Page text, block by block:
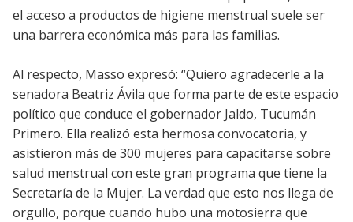
el acceso a productos de higiene menstrual suele ser
una barrera económica más para las familias.
Al respecto, Masso expresó: “Quiero agradecerle a la
senadora Beatriz Ávila que forma parte de este espacio
político que conduce el gobernador Jaldo, Tucumán
Primero. Ella realizó esta hermosa convocatoria, y
asistieron más de 300 mujeres para capacitarse sobre
salud menstrual con este gran programa que tiene la
Secretaría de la Mujer. La verdad que esto nos llega de
orgullo, porque cuando hubo una motosierra que